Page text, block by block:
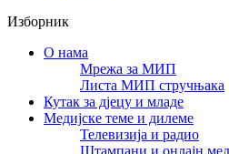
Изборник
О нама
Мрежа за МИП
Листа МИП стручњака
Кутак за дјецу и младе
Медијске теме и дилеме
Телевизија и радио
Штампани и онлајн